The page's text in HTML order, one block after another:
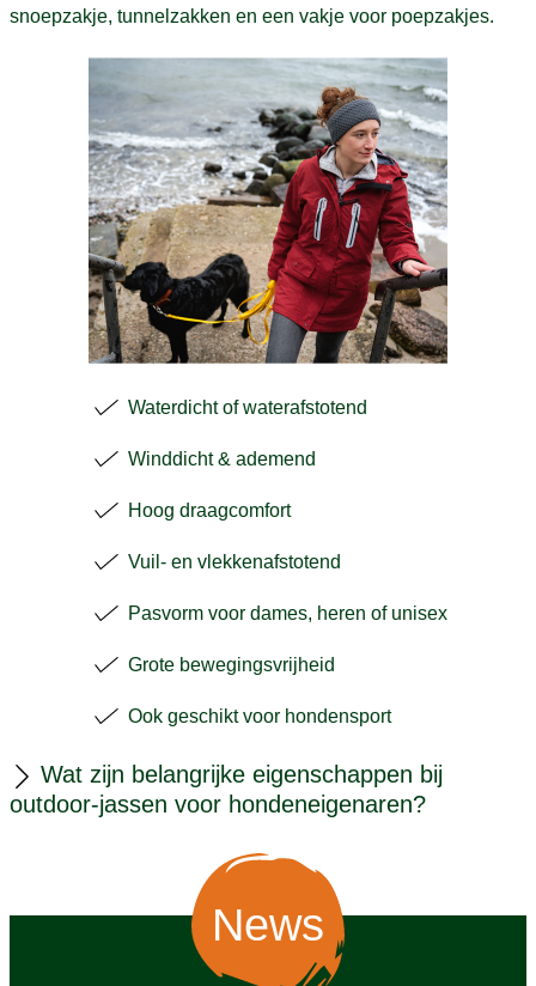
snoepzakje, tunnelzakken en een vakje voor poepzakjes.
Waterdicht of waterafstotend
Winddicht & ademend
Hoog draagcomfort
Vuil- en vlekkenafstotend
Pasvorm voor dames, heren of unisex
Grote bewegingsvrijheid
Ook geschikt voor hondensport
Wat zijn belangrijke eigenschappen bij
outdoor-jassen voor hondeneigenaren?
News